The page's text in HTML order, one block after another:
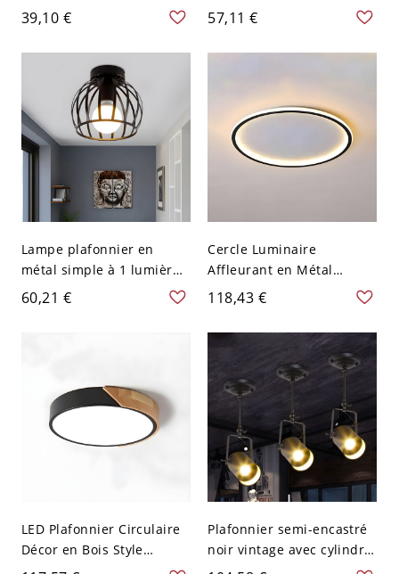
Lampe Encastrée Style
Moderne - 110 V-120 V
Noir Chaud 5w
39,10 €
Noir Métallique Semi-
Plafonnier à 1 Ampoule
Style Industriel - Noir 110
57,11 €
Lampe plafonnier en
métal simple à 1 lumière,
fixation semi-encastrée
de cage de tambour noir
60,21 €
Cercle Luminaire
Affleurant en Métal
Plafonnier LED
Minimaliste pour Salon -
110 V-120 V Blanc 30,48
cm Noir
118,43 €
LED Plafonnier Circulaire
Décor en Bois Style
Macaron Luminaire
Plafonnier semi-encastré
noir vintage avec cylindre
métallique rotatif à une